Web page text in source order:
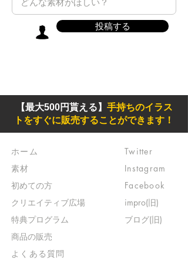
投稿する
【最大500円貰える】 手持ちのイラス
トをすぐに販売することができます！
ホーム
素材
初めての方
​クリエイティブ広場
​特典プログラム
​商品の販売
よくある質問
Twitter
Instagram
Facebook
impro(旧)​
ブログ(旧)